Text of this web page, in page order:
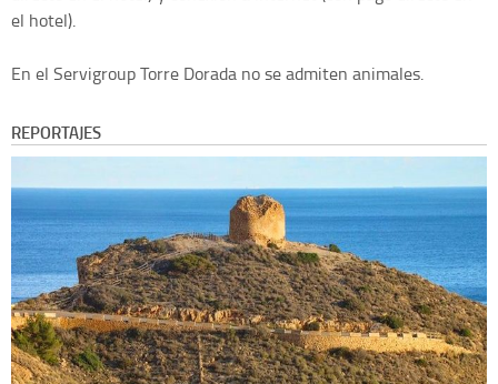
el hotel).
En el Servigroup Torre Dorada no se admiten animales.
REPORTAJES